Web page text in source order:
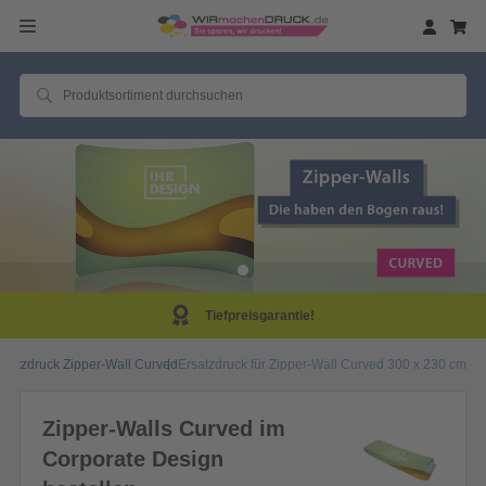
Tiefpreisgarantie!
Zipper-Wall CurvedErsatzdruck für Zipper-Wall Curved 300 x 230 cm
Zipper-Walls Curved im
Corporate Design